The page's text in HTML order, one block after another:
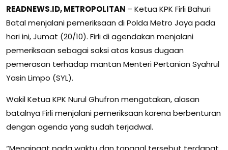
READNEWS.ID, METROPOLITAN – Ketua KPK Firli Bahuri
Batal menjalani pemeriksaan di Polda Metro Jaya pada
hari ini, Jumat (20/10). Firli di agendakan menjalani
pemeriksaan sebagai saksi atas kasus dugaan
pemerasan terhadap mantan Menteri Pertanian Syahrul
Yasin Limpo (SYL).
Wakil Ketua KPK Nurul Ghufron mengatakan, alasan
batalnya Firli menjalani pemeriksaan karena berbenturan
dengan agenda yang sudah terjadwal.